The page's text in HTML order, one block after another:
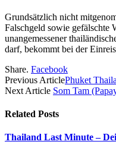
Grundsätzlich nicht
Falschgeld sowie gefälschte
unangemessener
darf, bekommt bei der
Share. Facebook
Previous ArticlePhuket
Next Article Som Tam
Related Posts
Thailand Last Minute –